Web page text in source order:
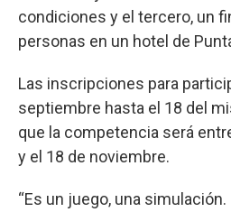
condiciones y el tercero, un
personas en un hotel de
Las inscripciones para
septiembre hasta el 18 del
que la competencia será
y el 18 de noviembre.
“Es un juego, una